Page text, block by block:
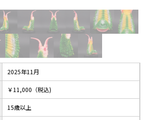
2025年11月
￥11,000（税込)
15歳以上